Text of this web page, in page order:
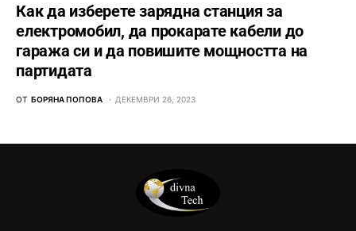
Как да изберете зарядна станция за
електромобил, да прокарате кабели до
гаража си и да повишите мощността на
партидата
ОТ БОРЯНА ПОПОВА ДЕКЕМВРИ 26, 2023